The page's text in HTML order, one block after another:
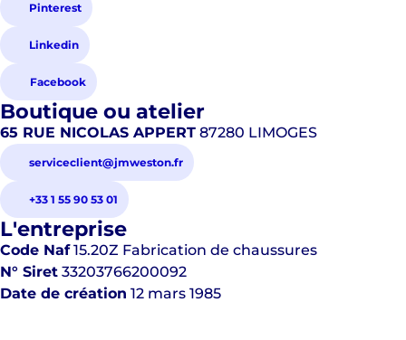
Pinterest
Linkedin
Facebook
Boutique ou atelier
65 RUE NICOLAS APPERT 87280 LIMOGES
serviceclient@jmweston.fr
+33 1 55 90 53 01
L'entreprise
Code Naf 15.20Z Fabrication de chaussures
N° Siret 33203766200092
Date de création 12 mars 1985